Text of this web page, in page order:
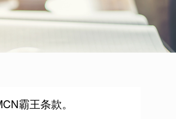
霸王条款。